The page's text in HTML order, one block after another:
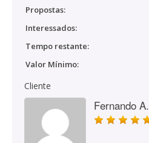
Propostas:
Interessados:
Tempo restante:
Valor Mínimo:
Cliente
Fernando A.